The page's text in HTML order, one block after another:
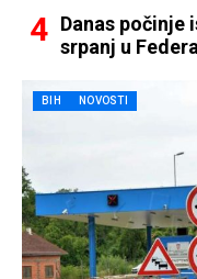
Danas počinje
srpanj u
BIH NOVOSTI